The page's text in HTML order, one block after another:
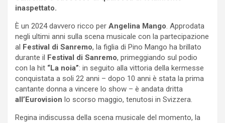
inaspettato.
È un 2024 davvero ricco per Angelina Mango. Approdata
negli ultimi anni sulla scena musicale con la partecipazione
al Festival di Sanremo, la figlia di Pino Mango ha brillato
durante il
Festival di Sanremo, primeggiando sul podio
con la hit “La noia”: in seguito alla vittoria della kermesse
conquistata a soli 22 anni – dopo 10 anni è stata la prima
cantante donna a vincere lo show – è andata dritta
all’Eurovision lo scorso maggio, tenutosi in Svizzera.
Regina indiscussa della scena musicale del momento, la